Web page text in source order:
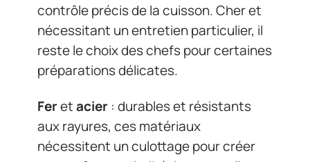
contrôle précis de la cuisson. Cher et
nécessitant un entretien particulier, il
reste le choix des chefs pour certaines
préparations délicates.
Feretacier : durables et résistants
aux rayures, ces matériaux
nécessitent un culottage pour créer